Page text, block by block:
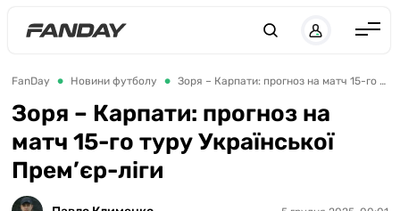
Іспанія
Німеччина
FanDay Новини футболу Зоря – Карпати: прогноз на матч 15-го туру Української Прем’єр-ліги
Зоря – Карпати: прогноз на
матч 15-го туру Української
Прем’єр-ліги